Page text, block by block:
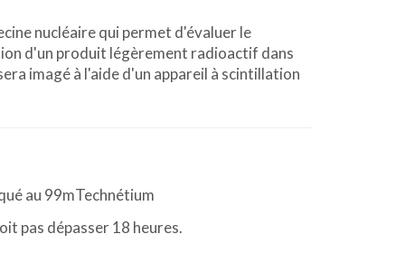
nucléaire qui permet d'évaluer le
d'un produit légèrement radioactif dans
imagé à l'aide d'un appareil à scintillation
au 99mTechnétium
pas dépasser 18 heures.